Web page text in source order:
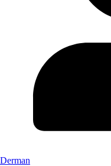
Derman